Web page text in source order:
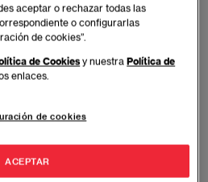
aceptar o rechazar todas las
o configurarlas
de cookies”.
de Cookies y nuestraPolítica de
enlaces.
de cookies
ACEPTAR